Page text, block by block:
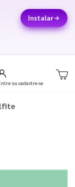
Instalar
ou cadastre-se